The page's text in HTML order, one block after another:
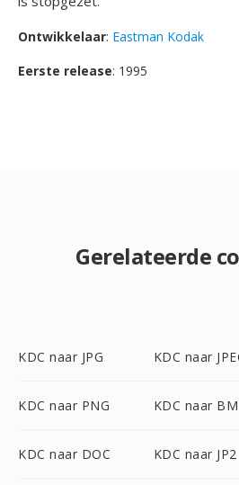
Ontwikkelaar: Eastman Kodak
Eerste release: 1995
Gerelateerde
KDC naar JPG KDC naar
KDC naar PNG KDC naar
KDC naar DOC KDC naar JP2